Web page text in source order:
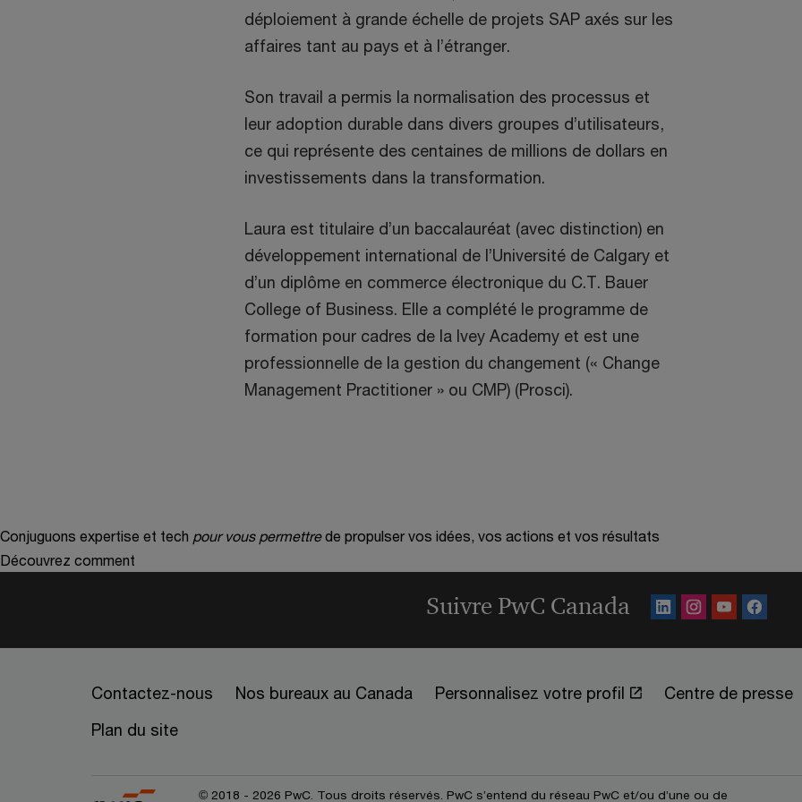
déploiement à grande échelle de projets SAP axés sur les
affaires tant au pays et à l’étranger.
Son travail a permis la normalisation des processus et
leur adoption durable dans divers groupes d’utilisateurs,
ce qui représente des centaines de millions de dollars en
investissements dans la transformation.
Laura est titulaire d’un baccalauréat (avec distinction) en
développement international de l’Université de Calgary et
d’un diplôme en commerce électronique du C.T. Bauer
College of Business. Elle a complété le programme de
formation pour cadres de la Ivey Academy et est une
professionnelle de la gestion du changement (« Change
Management Practitioner » ou CMP) (Prosci).
Conjuguons expertise et tech pour vous permettre de propulser vos idées, vos actions et vos résultats
Découvrez comment
Suivre PwC Canada
Contactez-nous Nos bureaux au Canada Personnalisez votre profil Centre de presse
Plan du site
© 2018 - 2026 PwC. Tous droits réservés. PwC s’entend du réseau PwC et/ou d’une ou de